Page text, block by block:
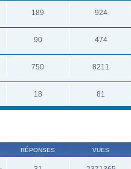
189 924
90 474
750 8211
18 81
RÉPONSES VUES